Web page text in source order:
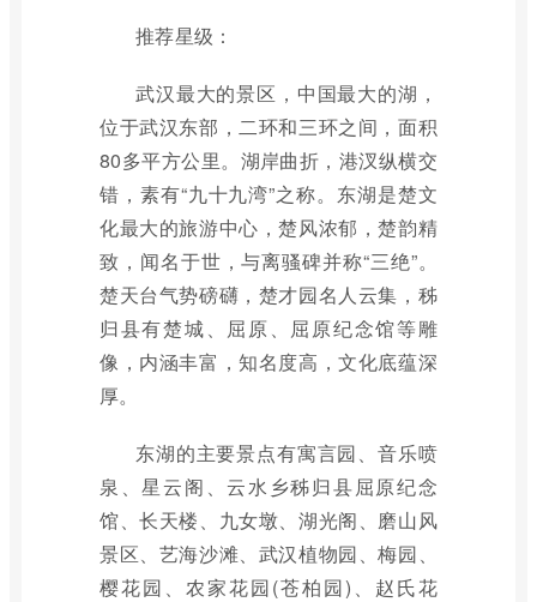
推荐星级：
武汉最大的景区，中国最大的湖，
位于武汉东部，二环和三环之间，面积
80多平方公里。湖岸曲折，港汊纵横交
错，素有“九十九湾”之称。东湖是楚文
化最大的旅游中心，楚风浓郁，楚韵精
致，闻名于世，与离骚碑并称“三绝”。
楚天台气势磅礴，楚才园名人云集，秭
归县有楚城、屈原、屈原纪念馆等雕
像，内涵丰富，知名度高，文化底蕴深
厚。
东湖的主要景点有寓言园、音乐喷
泉、星云阁、云水乡秭归县屈原纪念
馆、长天楼、九女墩、湖光阁、磨山风
景区、艺海沙滩、武汉植物园、梅园、
樱花园、农家花园(苍柏园)、赵氏花